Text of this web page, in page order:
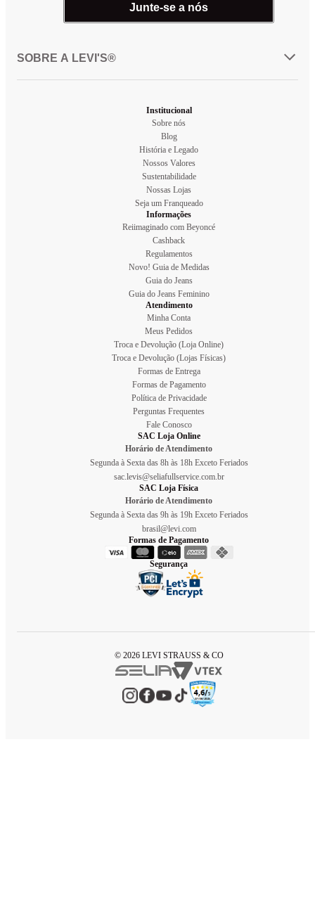
Junte-se a nós
SOBRE A LEVI'S®
Institucional
Sobre nós
Blog
História e Legado
Nossos Valores
Sustentabilidade
Nossas Lojas
Seja um Franqueado
Informações
Reiimaginado com Beyoncé
Cashback
Regulamentos
Novo! Guia de Medidas
Guia do Jeans
Guia do Jeans Feminino
Atendimento
Minha Conta
Meus Pedidos
Troca e Devolução (Loja Online)
Troca e Devolução (Lojas Físicas)
Formas de Entrega
Formas de Pagamento
Política de Privacidade
Perguntas Frequentes
Fale Conosco
SAC Loja Online
Horário de Atendimento
Segunda à Sexta das 8h às 18h Exceto Feriados
sac.levis@seliafullservice.com.br
SAC Loja Física
Horário de Atendimento
Segunda à Sexta das 9h às 19h Exceto Feriados
brasil@levi.com
Formas de Pagamento
Segurança
© 2026 LEVI STRAUSS & CO